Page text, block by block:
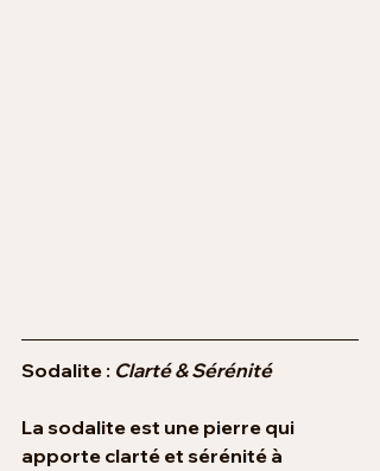
Sodalite : Clarté & Sérénité
La sodalite est une pierre qui
apporte clarté et sérénité à